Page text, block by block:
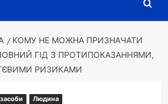
КОМУ НЕ МОЖНА ПРИЗНАЧАТИ
ГІД З ПРОТИПОКАЗАННЯМИ,
РИЗИКАМИ
Людина